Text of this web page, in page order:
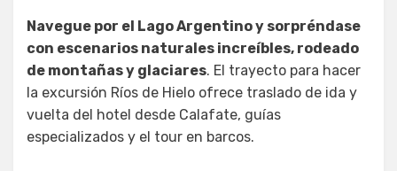
Navegue por el Lago Argentino y sorpréndase
con escenarios naturales increíbles, rodeado
de montañas y glaciares. El trayecto para hacer
la excursión Ríos de Hielo ofrece traslado de ida y
vuelta del hotel desde Calafate, guías
especializados y el tour en barcos.